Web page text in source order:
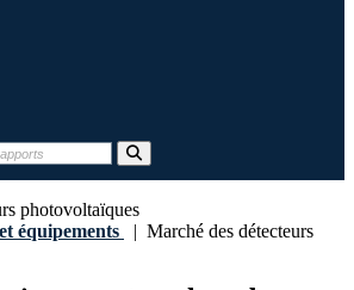
équipements | Marché des détecteurs